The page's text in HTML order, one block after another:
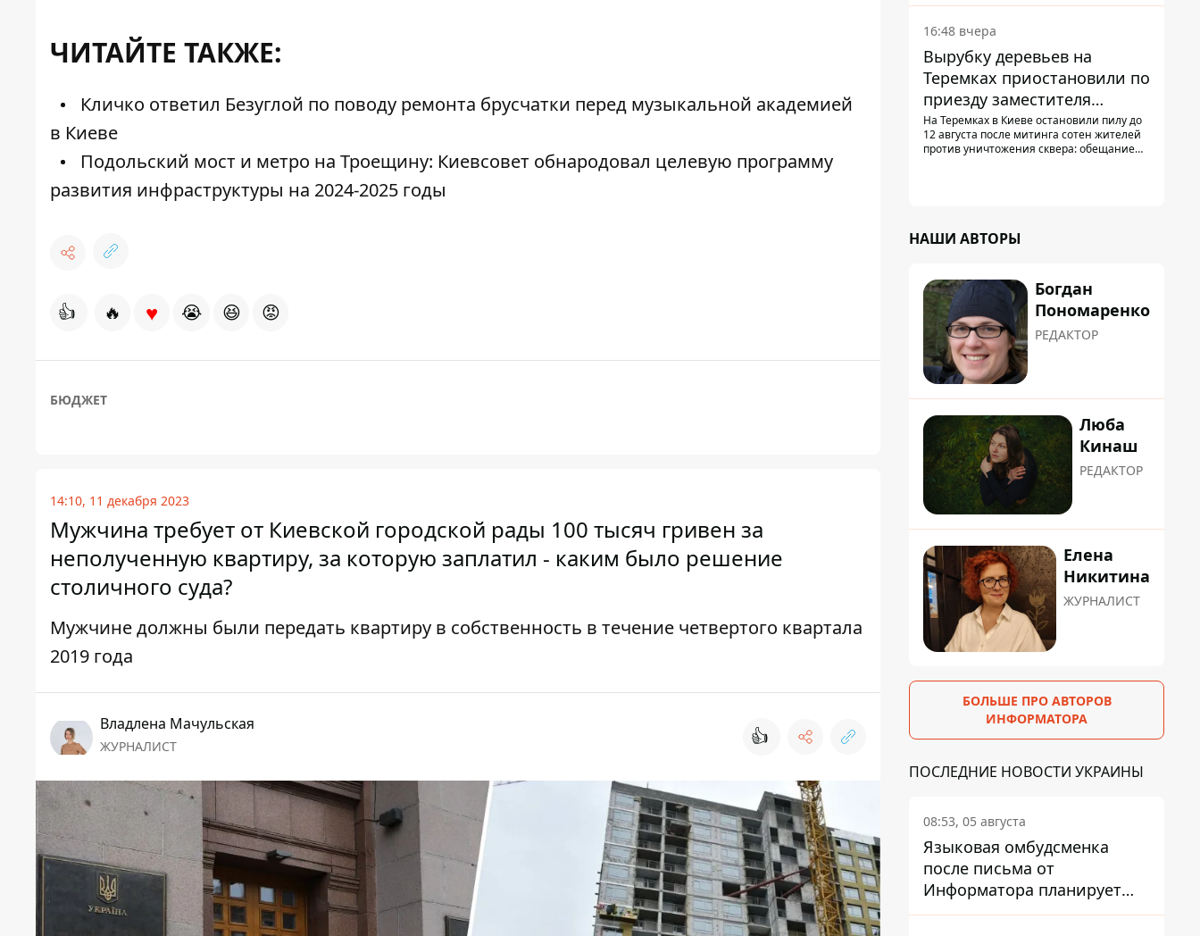
ЧИТАЙТЕ ТАКЖЕ:
Кличко ответил Безуглой по поводу ремонта брусчатки перед музыкальной академией
в Киеве
Подольский мост и метро на Троещину: Киевсовет обнародовал целевую программу
развития инфраструктуры на 2024-2025 годы
👍 🔥 ♥ 😭 😆 😡
БЮДЖЕТ
14:10, 11 декабря 2023
Мужчина требует от Киевской городской рады 100 тысяч гривен за
неполученную квартиру, за которую заплатил - каким было решение
столичного суда?
Мужчине должны были передать квартиру в собственность в течение четвертого квартала
2019 года
Владлена Мачульская
ЖУРНАЛИСТ 👍
16:48 вчера
Вырубку деревьев на
Теремках приостановили по
приезду заместителя
Кличко - начался диалог
На Теремках в Киеве остановили пилу до
12 августа после митинга сотен жителей
против уничтожения сквера: обещание
НАШИ АВТОРЫ
Богдан
Пономаренко
РЕДАКТОР
Люба
Кинаш
РЕДАКТОР
Елена
Никитина
ЖУРНАЛИСТ
БОЛЬШЕ ПРО АВТОРОВ
ИНФОРМАТОРА
ПОСЛЕДНИЕ НОВОСТИ УКРАИНЫ
08:53, 05 августа
Языковая омбудсменка
после письма от
Информатора планирует
наказать компанию-